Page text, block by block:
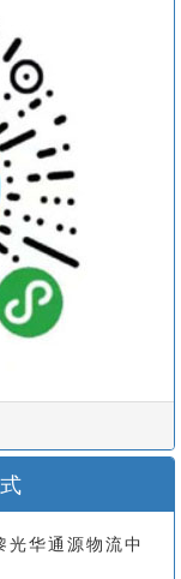
光华通源物流中